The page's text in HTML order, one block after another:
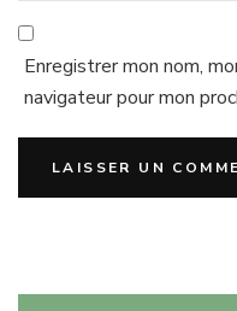
Enregistrer mon nom,
navigateur pour mon